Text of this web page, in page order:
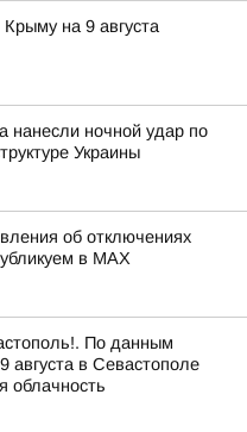
на 9 августа
нанесли ночной удар по
Украины
об отключениях
в MAX
По данным
августа в Севастополе
облачность